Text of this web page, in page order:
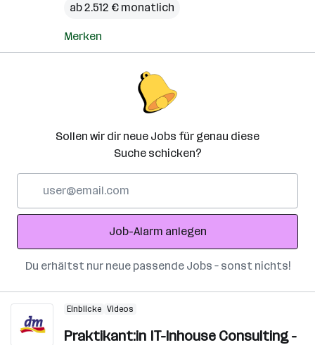
ab 2.512 € monatlich
Merken
Sollen wir dir neue Jobs für genau diese
Suche schicken?
Adresse
Job-Alarm anlegen
Du erhältst nur neue passende Jobs – sonst nichts!
Einblicke Videos
Praktikant:in IT-Inhouse Consulting -